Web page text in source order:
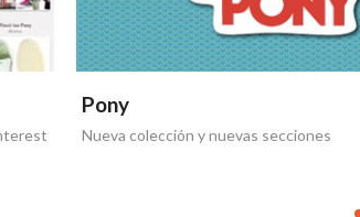
Pony
Nueva colección y nuevas secciones